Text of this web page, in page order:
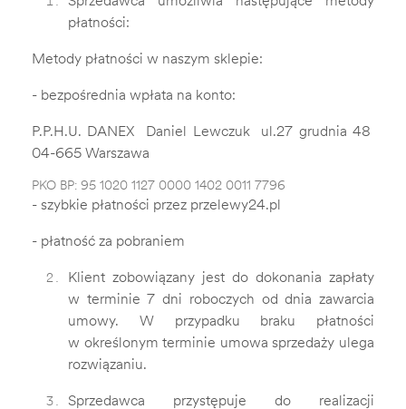
płatności:
Metody płatności w naszym sklepie:
- bezpośrednia wpłata na konto:
P.P.H.U. DANEX Daniel Lewczuk ul.27 grudnia 48
04-665 Warszawa
PKO BP: 95 1020 1127 0000 1402 0011 7796
- szybkie płatności przez przelewy24.pl
- płatność za pobraniem
Klient zobowiązany jest do dokonania zapłaty
w terminie 7 dni roboczych od dnia zawarcia
umowy. W przypadku braku płatności
w określonym terminie umowa sprzedaży ulega
rozwiązaniu.
Sprzedawca przystępuje do realizacji